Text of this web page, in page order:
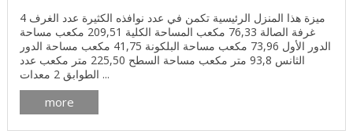
ميزة هذا المنزل الرئيسية تكمن في عدد نوافذه الكثيرة عدد الغرف 4
غرفة الصالة 76,33 مكعب المساحة الكلية 209,51 مكعب مساحة
الدور الأول 73,96 مكعب مساحة البلكونة 41,75 مكعب مساحة الدور
الثانس 93,8 متر مكعب مساحة السطح 225,50 متر مكعب عدد
الطوابق 2 معدات ...
more